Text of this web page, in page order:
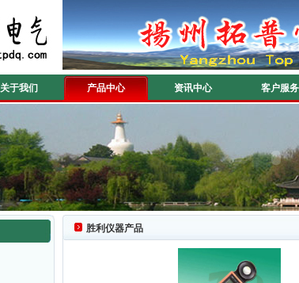
关于我们 产品中心 资讯中心 客户服务
胜利仪器产品